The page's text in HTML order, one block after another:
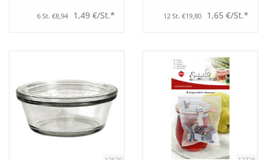
6 St. €8,94 1,49 €/St.* 12 St. €19,80 1,65 €/St.*